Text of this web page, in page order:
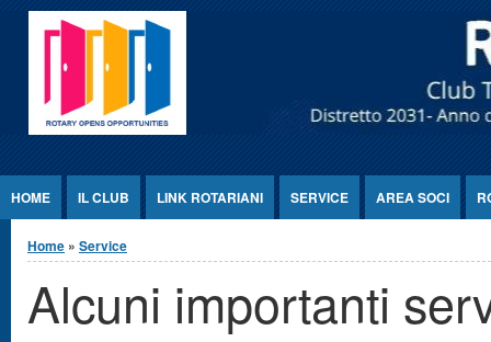
Jump to Content
HOME IL CLUB LINK ROTARIANI SERVICE AREA SOCI
Tu sei qui
Home » Service
Alcuni importanti